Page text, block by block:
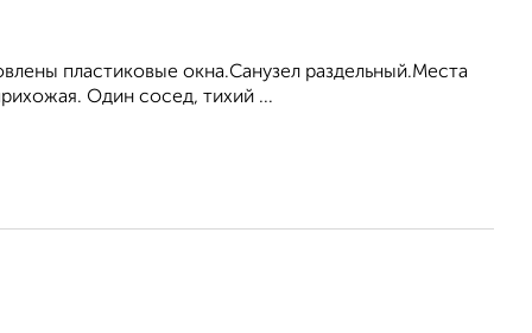
пластиковые окна.Санузел раздельный.Места
Один сосед, тихий ...